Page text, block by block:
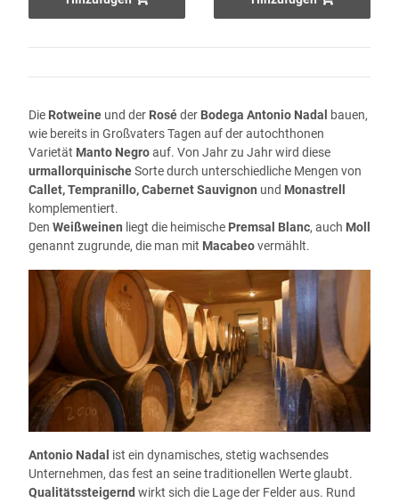
Die Rotweine und der Roséder Bodega Antonio Nadal
bauen,
wie bereits in Großvaters Tagen auf der autochthonen
Varietät Manto Negroauf. Von Jahr zu Jahr wird diese
urmallorquinischeSorte durch unterschiedliche Mengen von
Callet, Tempranillo, Cabernet Sauvignon und Monastrell
komplementiert.
Den Weißweinen liegt die heimische Premsal Blanc, auch Moll
genannt zugrunde, die man mit Macabeovermählt.
Antonio Nadal ist ein dynamisches, stetig wachsendes
Unternehmen, das fest an seine traditionellen Werte glaubt.
Qualitätssteigernd wirkt sich die Lage der Felder aus. Rund